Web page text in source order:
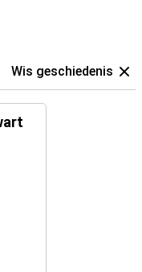
Wis geschiedenis